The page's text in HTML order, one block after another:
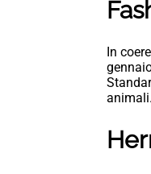
In
animali.